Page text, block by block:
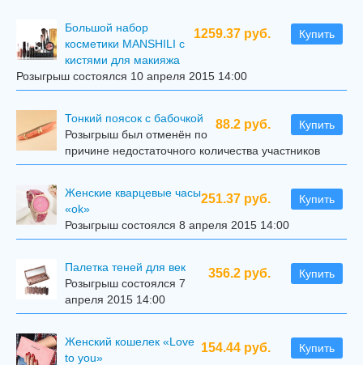
1259.37 руб. Купить
Большой набор
косметики MANSHILI с
кистями для макияжа
Розыгрыш состоялся 10 апреля 2015 14:00
88.2 руб. Купить
Тонкий поясок с бабочкой
Розыгрыш был отменён по
причине недостаточного количества участников
251.37 руб. Купить
Женские кварцевые часы
«ok»
Розыгрыш состоялся 8 апреля 2015 14:00
356.2 руб. Купить
Палетка теней для век
Розыгрыш состоялся 7
апреля 2015 14:00
154.44 руб. Купить
Женский кошелек «Love
to you»